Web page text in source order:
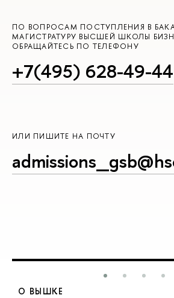
ПО ВОПРОСАМ ПОСТУПЛЕНИЯ В
МАГИСТРАТУРУ ВЫСШЕЙ ШКОЛЫ
ОБРАЩАЙТЕСЬ ПО ТЕЛЕФОНУ
+7(495) 628-49-44
ИЛИ ПИШИТЕ НА ПОЧТУ
О ВЫШКЕ